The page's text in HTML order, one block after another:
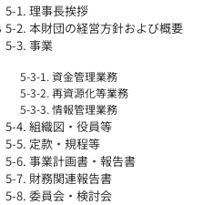
5-1. 理事長挨拶
5-2. 本財団の経営方針および概要
5-3. 事業
5-3-1. 資金管理業務
5-3-2. 再資源化等業務
5-3-3. 情報管理業務
5-4. 組織図・役員等
5-5. 定款・規程等
5-6. 事業計画書・報告書
5-7. 財務関連報告書
5-8. 委員会・検討会